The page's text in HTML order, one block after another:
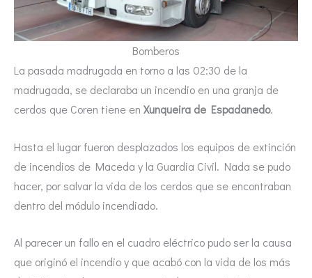
Bomberos
La pasada madrugada en torno a las 02:30 de la
madrugada, se declaraba un incendio en una granja de
cerdos que Coren tiene en Xunqueira de Espadanedo.
Hasta el lugar fueron desplazados los equipos de extinción
de incendios de Maceda y la Guardia Civil. Nada se pudo
hacer, por salvar la vida de los cerdos que se encontraban
dentro del módulo incendiado.
Al parecer un fallo en el cuadro eléctrico pudo ser la causa
que originó el incendio y que acabó con la vida de los más